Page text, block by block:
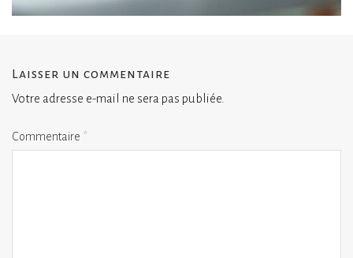
Laisser un commentaire
Votre adresse e-mail ne sera pas publiée.
Commentaire *